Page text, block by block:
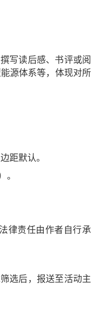
写读后感、书评或阅
源体系等，体现对所
距默认。
。
律责任由作者自行承
选后，报送至活动主